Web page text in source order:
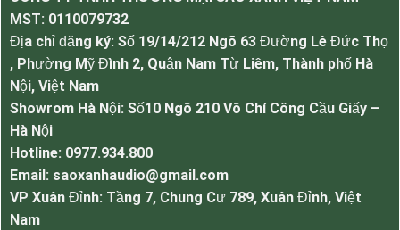
như amply hay cục đẩy. Loa sẽ giúp người dùng
kết nối bằng điện thoại hoặc máy tính để nghe
nhạc bằng tính năng không dây, cực kỳ đơn giản
và hoàn hảo.
Thông số kỹ thuật.
Chóng chịu thời tiết: IP55( ngoài trời, trong
nhà)
Dải tần số : 90Hz-20KHz
MST: 0110079732
Địa chỉ đăng ký: Số 19/14/212 Ngõ 63 Đường Lê Đức Thọ
, Phường Mỹ Đình 2, Quận Nam Từ Liêm, Thành phố Hà
Nội, Việt Nam
Showrom Hà Nội: Số10 Ngõ 210 Võ Chí Công Cầu Giấy –
Hà Nội
Hotline: 0977.934.800
Email: saoxanhaudio@gmail.com
VP Xuân Đỉnh: Tầng 7, Chung Cư 789, Xuân Đỉnh, Việt
Nam